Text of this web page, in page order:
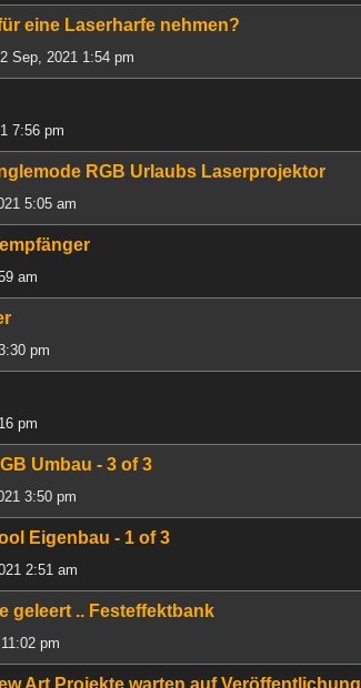
eine Laserharfe nehmen?
Sep, 2021 1:54 pm
7:56 pm
RGB Urlaubs Laserprojektor
5:05 am
am
pm
pm
Umbau - 3 of 3
3:50 pm
Eigenbau - 1 of 3
2:51 am
geleert .. Festeffektbank
pm
Art Projekte warten auf Veröffentlichung